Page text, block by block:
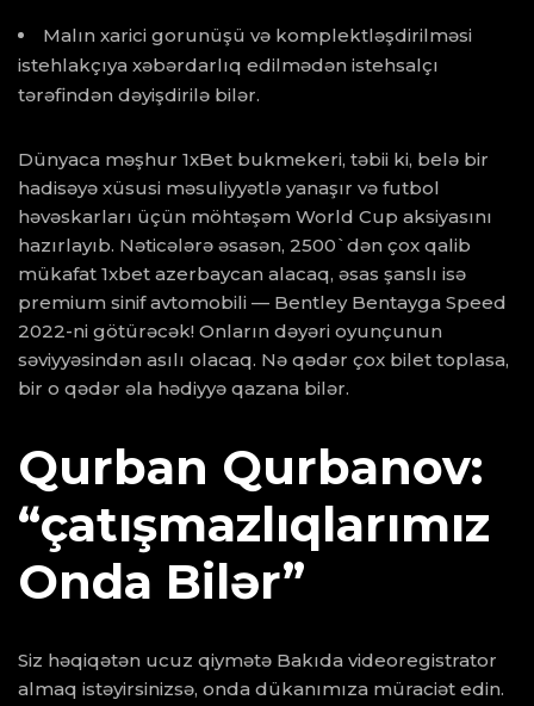
Malın xarici gorunüşü və komplektləşdirilməsi
istehlakçıya xəbərdarlıq edilmədən istehsalçı
tərəfindən dəyişdirilə bilər.
Dünyaca məşhur 1xBet bukmekeri, təbii ki, belə bir
hadisəyə xüsusi məsuliyyətlə yanaşır və futbol
həvəskarları üçün möhtəşəm World Cup aksiyasını
hazırlayıb. Nəticələrə əsasən, 2500`dən çox qalib
mükafat 1xbet azerbaycan alacaq, əsas şanslı isə
premium sinif avtomobili — Bentley Bentayga Speed ​​
2022-ni götürəcək! Onların dəyəri oyunçunun
səviyyəsindən asılı olacaq. Nə qədər çox bilet toplasa,
bir o qədər əla hədiyyə qazana bilər.
Qurban Qurbanov:
“çatışmazlıqlarımız
Onda Bilər”
Siz həqiqətən ucuz qiymətə Bakıda videoregistrator
almaq istəyirsinizsə, onda dükanımıza müraciət edin.